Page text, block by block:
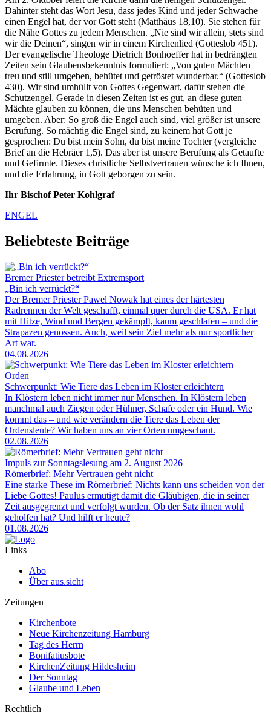
Dahinter steht das Wort Jesu, dass jedes Kind und jeder Schwache
einen Engel hat, der vor Gott steht (Matthäus 18,10). Sie stehen für
die Nähe Gottes zu jedem Menschen. „Nie sind wir allein, stets sind
wir die Deinen“, singen wir in einem Kirchenlied (Gotteslob 451).
Der evangelische Theologe Dietrich Bonhoeffer hat in bedrängten
Zeiten sein Glaubensbekenntnis formuliert: „Von guten Mächten
treu und still umgeben, behütet und getröstet wunderbar.“ (Gotteslob
430). Wir sind umhüllt von Gottes Gegenwart, dafür stehen die
Schutzengel. Gerade in diesen Zeiten ist es gut, an diese guten
Mächte glauben zu können, die uns Menschen behüten und
umgeben. Aber: So groß die Engel auch sind, viel größer ist unsere
Berufung. So mächtig die Engel sind, zu keinem hat Gott je
gesprochen: Du bist mein Sohn, du bist meine Tochter (vergleiche
Brief an die Hebräer 1,5). Das aber ist unsere Berufung als Getaufte
und Gefirmte. Dieses christliche Selbstvertrauen wünsche ich Ihnen,
und die Erfahrung, in Gott geborgen zu sein.
Ihr Bischof Peter Kohlgraf
ENGEL
Beliebteste Beiträge
Bremer Priester betreibt Extremsport
„Bin ich verrückt?“
Der Bremer Priester Pawel Nowak hat eines der härtesten
Radrennen der Welt geschafft, einmal quer durch die USA. Er hat
mit Hitze, Wind und Bergen gekämpft, kaum geschlafen – und die
Strapazen genossen. Auch, weil sein Ziel mehr als nur sportlicher
Art war.
04.08.2026
Orden
Schwerpunkt: Wie Tiere das Leben im Kloster erleichtern
In Klöstern leben nicht immer nur Menschen. In Klöstern leben
manchmal auch Ziegen oder Hühner, Schafe oder ein Hund. Wie
kommt das – und wie verändern die Tiere das Leben der
Ordensleute? Wir haben uns an vier Orten umgeschaut.
02.08.2026
Impuls zur Sonntagslesung am 2. August 2026
Römerbrief: Mehr Vertrauen geht nicht
Eine starke These im Römerbrief: Nichts kann uns scheiden von der
Liebe Gottes! Paulus ermutigt damit die Gläubigen, die in seiner
Zeit ausgegrenzt und verfolgt wurden. Ob der Satz ihnen wohl
geholfen hat? Und hilft er heute?
01.08.2026
Links
Abo
Über aus.sicht
Zeitungen
Kirchenbote
Neue Kirchenzeitung Hamburg
Tag des Herrn
Bonifatiusbote
KirchenZeitung Hildesheim
Der Sonntag
Glaube und Leben
Rechtlich